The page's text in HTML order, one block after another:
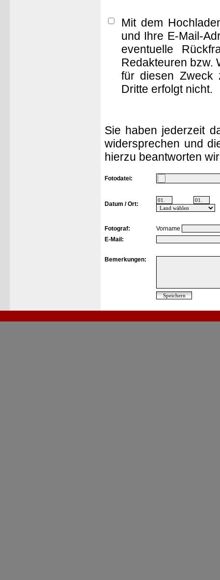
Mit dem
und Ihre E-Mail-
eventuelle
Redakteuren bzw.
für diesen Zweck
Dritte erfolgt nicht.
Sie haben jederzeit
widersprechen und
hierzu beantworten
Fotodatei:
Datum / Ort:
Fotograf:
Vorname
E-Mail:
Bemerkungen: